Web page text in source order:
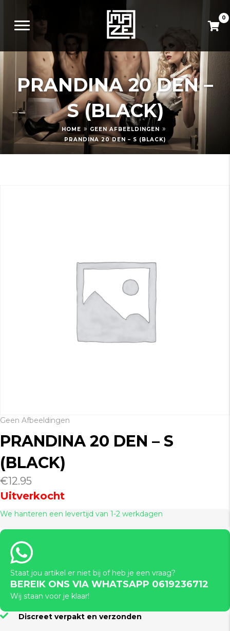
0
PRANDINA 20 DEN –
S (BLACK)
HOME » GEEN AFBEELDINGEN »
PRANDINA 20 DEN – S (BLACK)
Geen Afbeeldingen
PRANDINA 20 DEN – S
(BLACK)
€12.95
Uitverkocht
We hanteren een levertijd van 1-2 werkdagen
Staat jou artikel er niet bij of heb je een vraag?
BEREIK ONS VIA WHATSAPP 0619236712
Wij staan voor je klaar!
Discreet verpakt en verzonden